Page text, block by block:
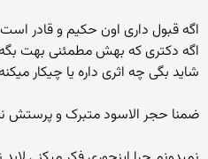
اگه قبول داری اون حکیم و قادر است
اگه دکتری که بهش مطمئنی بهت
شاید بگی چه اثری داره یا چیکار
ضمنا حجر الاسود متبرک و پرستش